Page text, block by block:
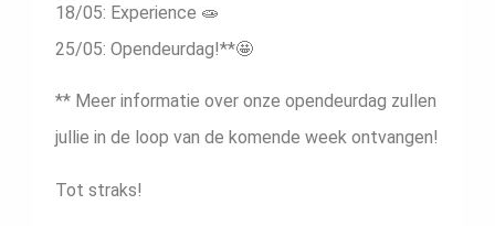
18/05: Experience 🧫
25/05: Opendeurdag!**🤩
** Meer informatie over onze opendeurdag zullen
jullie in de loop van de komende week ontvangen!
Tot straks!